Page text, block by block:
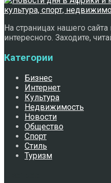
На страницах нашего
интересного. Заходите,
Категории
Бизнес
Интернет
Культура
Недвижимость
Новости
Общество
Спорт
Стиль
Туризм